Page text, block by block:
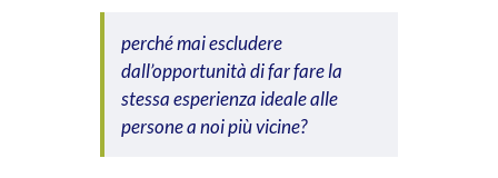
perché mai escludere
dall’opportunità di far fare la
stessa esperienza ideale alle
persone a noi più vicine?